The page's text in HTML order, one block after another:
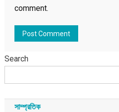
comment.
Search
সাম্প্রতিক